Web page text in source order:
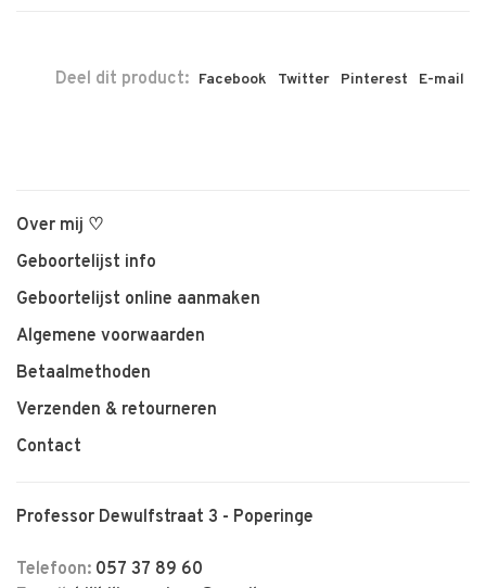
Deel dit product: Facebook Twitter Pinterest E-mail
Over mij ♡
Geboortelijst info
Geboortelijst online aanmaken
Algemene voorwaarden
Betaalmethoden
Verzenden & retourneren
Contact
Professor Dewulfstraat 3 - Poperinge
Telefoon: 057 37 89 60